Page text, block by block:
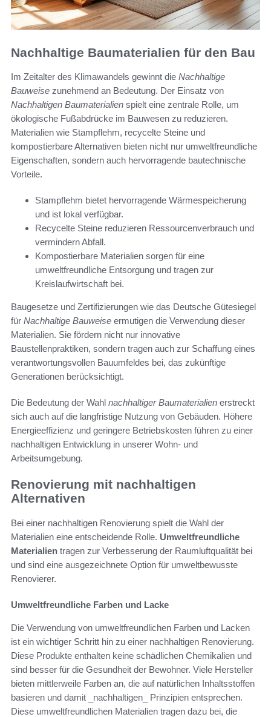
Nachhaltige Baumaterialien für den Bau
Im Zeitalter des Klimawandels gewinnt die Nachhaltige
Bauweise zunehmend an Bedeutung. Der Einsatz von
Nachhaltigen Baumaterialien spielt eine zentrale Rolle, um
ökologische Fußabdrücke im Bauwesen zu reduzieren.
Materialien wie Stampflehm, recycelte Steine und
kompostierbare Alternativen bieten nicht nur umweltfreundliche
Eigenschaften, sondern auch hervorragende bautechnische
Vorteile.
Stampflehm bietet hervorragende Wärmespeicherung
und ist lokal verfügbar.
Recycelte Steine reduzieren Ressourcenverbrauch und
vermindern Abfall.
Kompostierbare Materialien sorgen für eine
umweltfreundliche Entsorgung und tragen zur
Kreislaufwirtschaft bei.
Baugesetze und Zertifizierungen wie das Deutsche Gütesiegel
für Nachhaltige Bauweise ermutigen die Verwendung dieser
Materialien. Sie fördern nicht nur innovative
Baustellenpraktiken, sondern tragen auch zur Schaffung eines
verantwortungsvollen Bauumfeldes bei, das zukünftige
Generationen berücksichtigt.
Die Bedeutung der Wahl nachhaltiger Baumaterialien erstreckt
sich auch auf die langfristige Nutzung von Gebäuden. Höhere
Energieeffizienz und geringere Betriebskosten führen zu einer
nachhaltigen Entwicklung in unserer Wohn- und
Arbeitsumgebung.
Renovierung mit nachhaltigen
Alternativen
Bei einer nachhaltigen Renovierung spielt die Wahl der
Materialien eine entscheidende Rolle. Umweltfreundliche
Materialien tragen zur Verbesserung der Raumluftqualität bei
und sind eine ausgezeichnete Option für umweltbewusste
Renovierer.
Umweltfreundliche Farben und Lacke
Die Verwendung von umweltfreundlichen Farben und Lacken
ist ein wichtiger Schritt hin zu einer nachhaltigen Renovierung.
Diese Produkte enthalten keine schädlichen Chemikalien und
sind besser für die Gesundheit der Bewohner. Viele Hersteller
bieten mittlerweile Farben an, die auf natürlichen Inhaltsstoffen
basieren und damit _nachhaltigen_ Prinzipien entsprechen.
Diese umweltfreundlichen Materialien tragen dazu bei, die